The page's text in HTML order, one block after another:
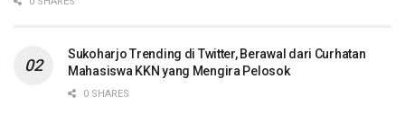
Sukoharjo Trending di Twitter, Berawal dari Curhatan
Mahasiswa KKN yang Mengira Pelosok
0 SHARES